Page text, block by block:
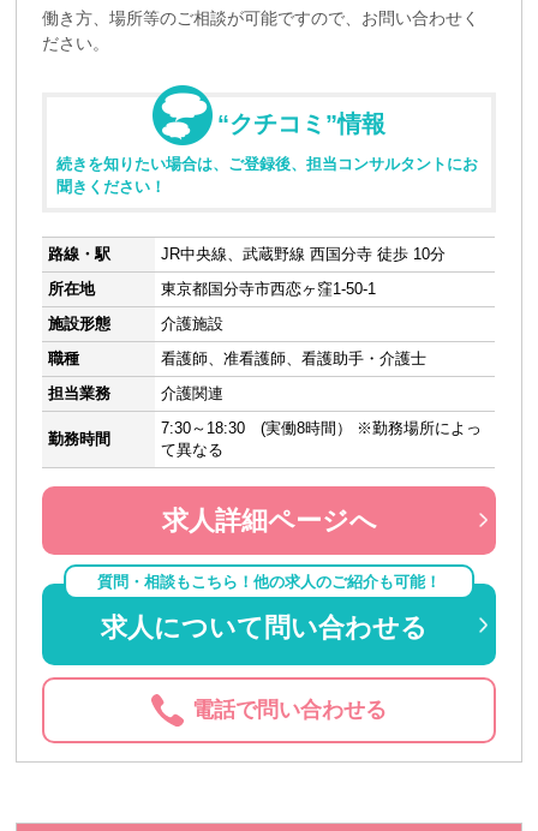
働き方、場所等のご相談が可能ですので、お問い合わせく
ださい。
“クチコミ”情報
続きを知りたい場合は、ご登録後、担当コンサルタントにお
聞きください！
路線・駅
JR中央線、武蔵野線 西国分寺 徒歩 10分
所在地
東京都国分寺市西恋ヶ窪1-50-1
施設形態
介護施設
職種
看護師、准看護師、看護助手・介護士
担当業務
介護関連
勤務時間
7:30～18:30 (実働8時間） ※勤務場所によっ
て異なる
求人詳細ページへ
質問・相談もこちら！他の求人のご紹介も可能！
求人について問い合わせる
電話で問い合わせる